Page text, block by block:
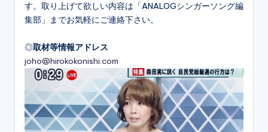
す。取り上げて欲しい内容は「ANALOGシンガーソング編
集部」までお気軽にご連絡下さい。
◎取材等情報アドレス
joho@hirokokonishi.com